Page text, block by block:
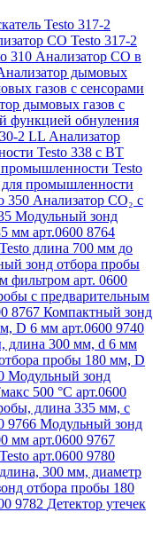
Testo 317-2
CO Testo 317-2
310 Анализатор CO в
дымовых
газов с сенсорами
дымовых газов с
функцией обнуления
2 LL Анализатор
Testo 338 с BT
Testo
промышленности
350 Анализатор СО₂ с
Модульный зонд
мм арт.0600 8764
длина 700 мм до
зонд отбора пробы
фильтром арт. 0600
с предварительным
8767 Компактный зонд
D 6 мм арт.0600 9740
длина 300 мм, d 6 мм
пробы 180 мм, D
Модульный зонд
500 °C арт.0600
длина 335 мм, с
9766 Модульный зонд
мм арт.0600 9767
арт.0600 9780
300 мм, диаметр
отбора пробы 180
9782 Детектор утечек